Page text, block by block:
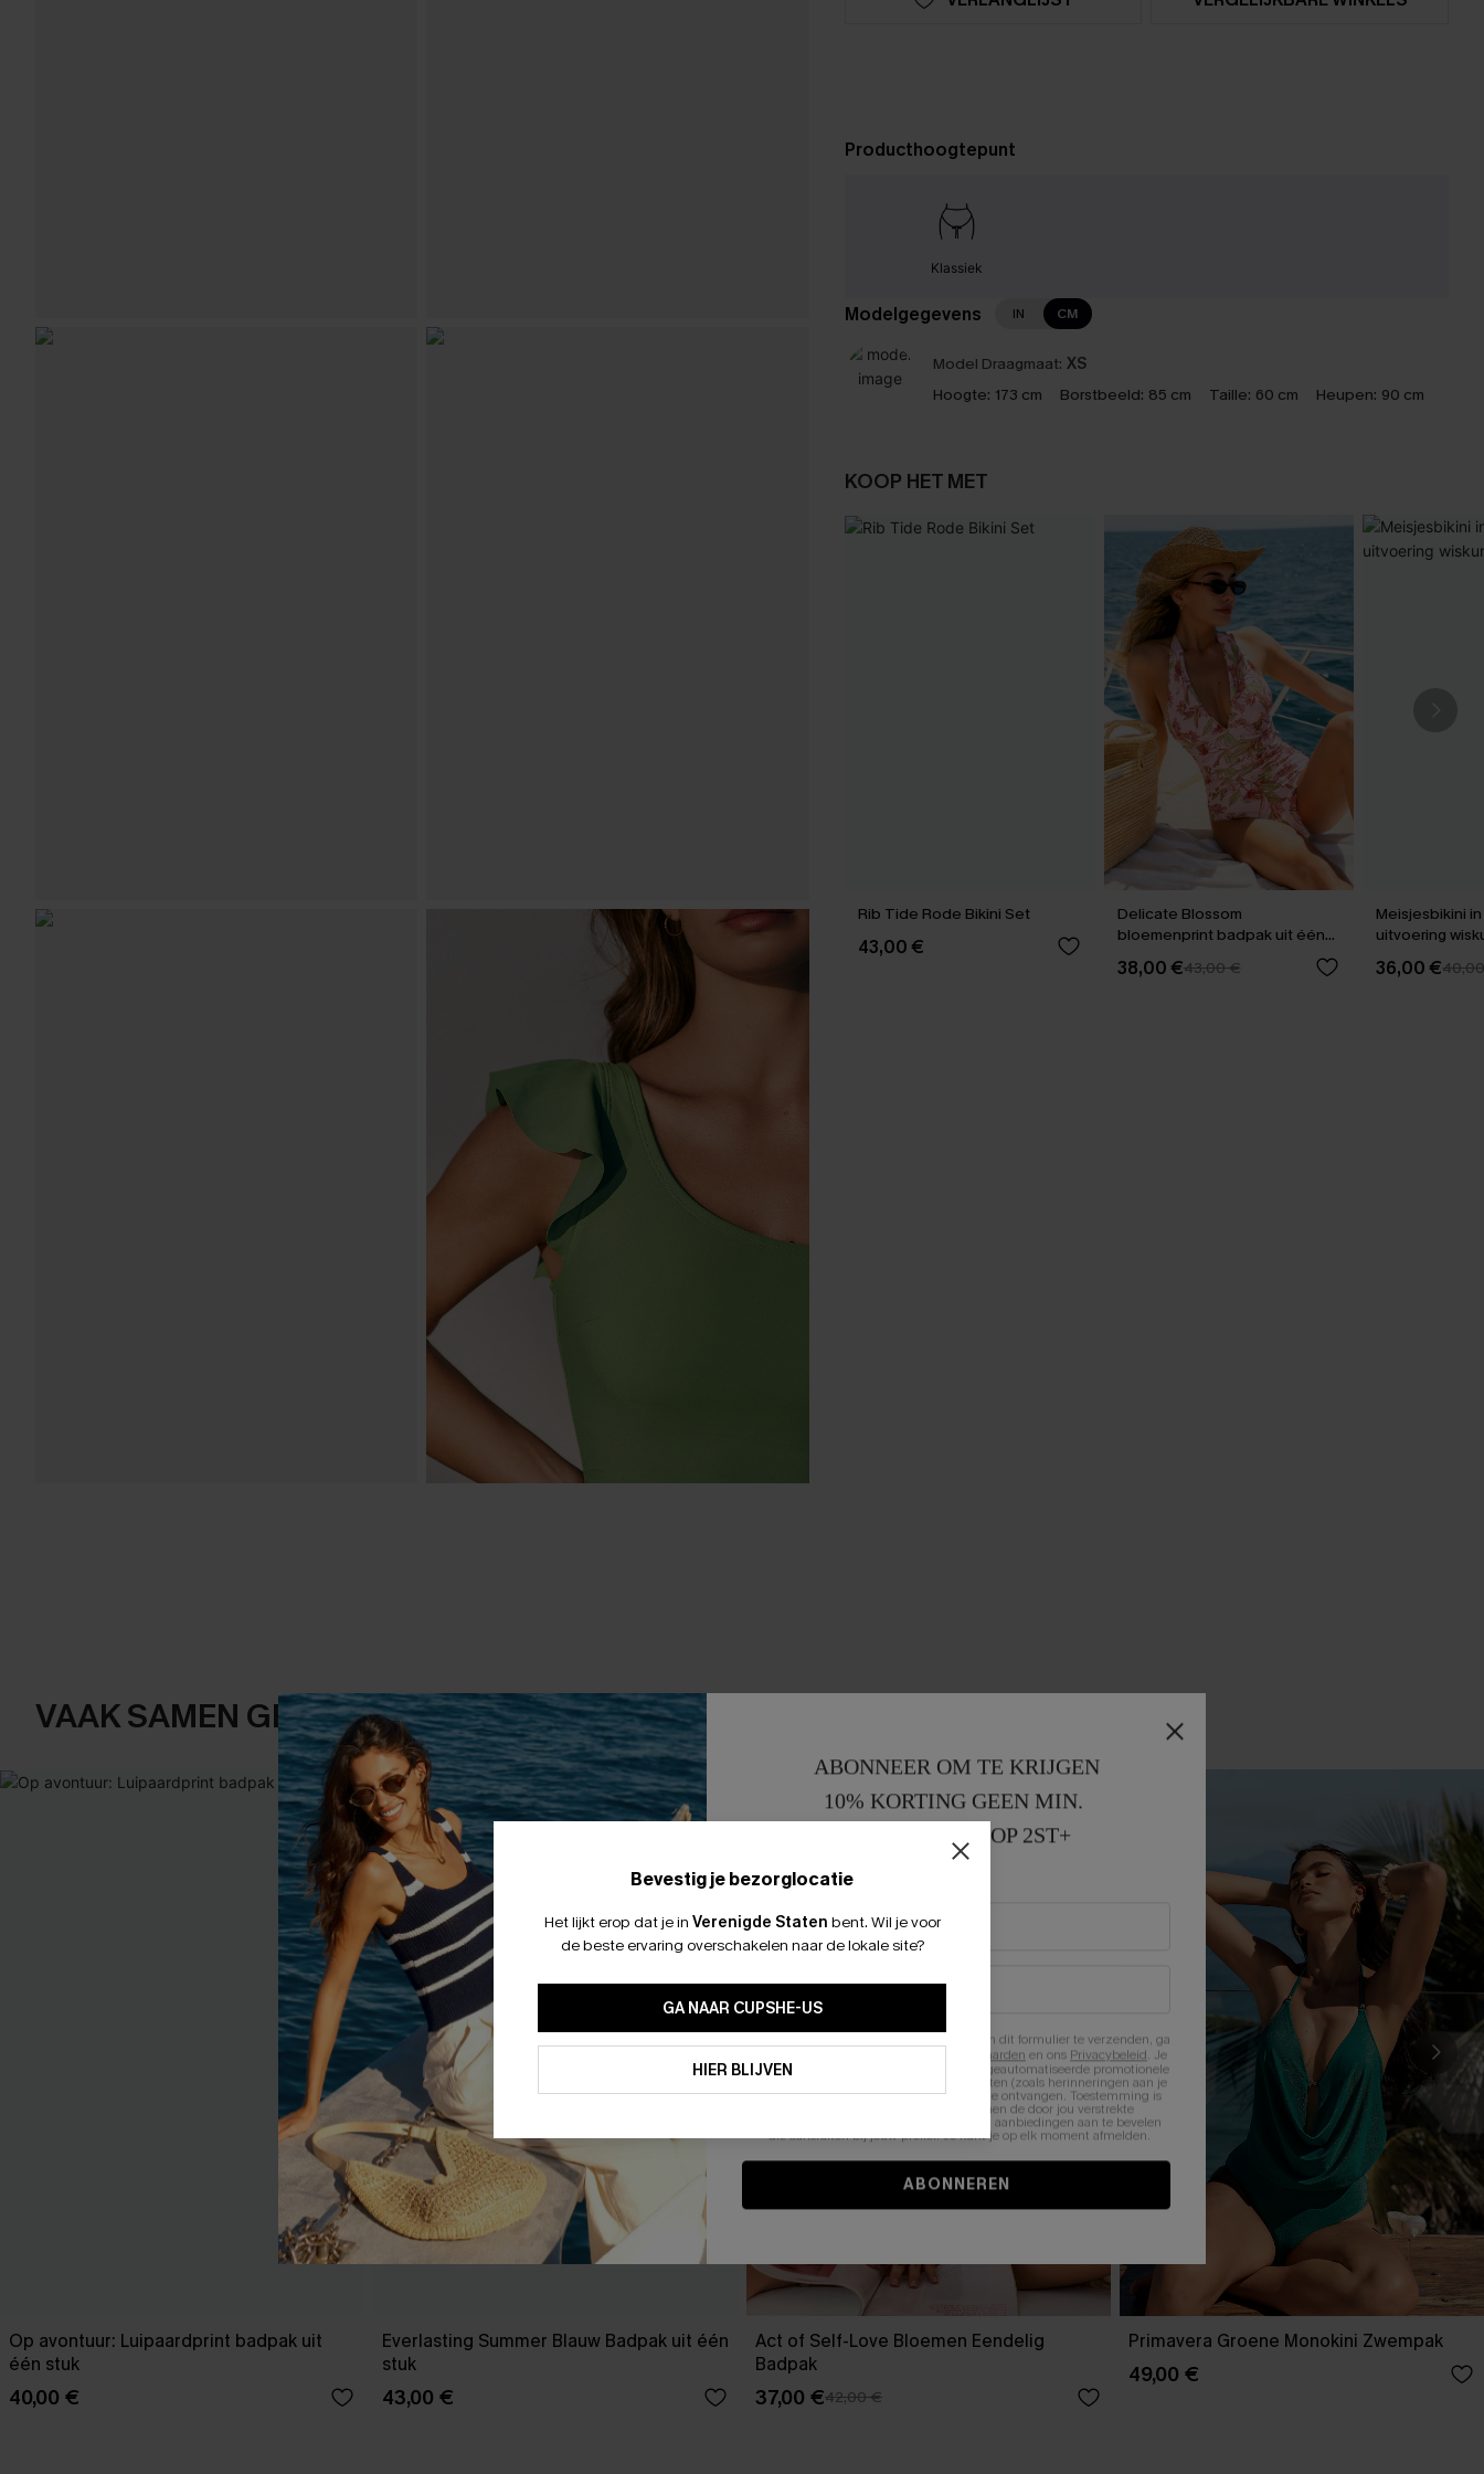
Producthoogtepunt
Klassiek
Modelgegevens IN CM
Model Draagmaat: XS
Hoogte: 173 cm Borstbeeld: 85 cm Taille: 60 cm Heupen: 90 cm
KOOP HET MET
Rib Tide Rode Bikini Set
43,00 €
Delicate Blossom
bloemenprint badpak uit één
stuk
38,00 €43,00 €
Meisjesbikini
36,00 €
VAAK SAMEN GEKOCHT
Op avontuur: Luipaardprint badpak uit
één stuk
40,00 €
Everlasting Summer Blauw Badpak uit één
stuk
43,00 €
Act of Self-Love Bloemen Eendelig
Badpak
37,00 €42,00 €
Primavera Groene Monokini Zwempak
49,00 €
Bevestig je bezorglocatie
Het lijkt erop dat je in Verenigde Staten bent. Wil je voor
de beste ervaring overschakelen naar de lokale site?
GA NAAR CUPSHE-US
HIER BLIJVEN
ABONNEER OM TE KRIJGEN
10% KORTING GEEN MIN.
15% KORTING OP 2ST+
Door je contactgegevens in te vullen en dit formulier te verzenden, ga
Algemene Voorwaarden en ons Privacybeleid. Je
stemt er tevens mee in om herhaalde geautomatiseerde promotionele
en gepersonaliseerde marketingberichten (zoals herinneringen aan je
winkelwagen) en e-mails van Cupshe te ontvangen. Toestemming is
niet vereist voor een aankoop. We kunnen de door jou verstrekte
informatie gebruiken om producten en aanbiedingen aan te bevelen
die aansluiten bij jouw profiel. Je kunt je op elk moment afmelden.
ABONNEREN